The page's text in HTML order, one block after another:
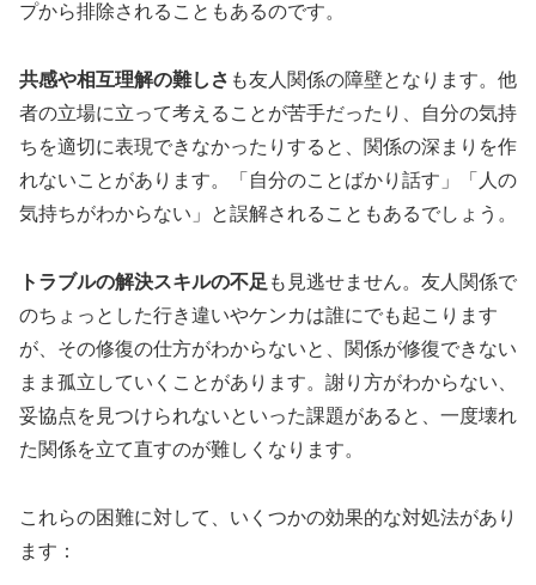
プから排除されることもあるのです。
共感や相互理解の難しさ も友人関係の障壁となります。他
者の立場に立って考えることが苦手だったり、自分の気持
ちを適切に表現できなかったりすると、関係の深まりを作
れないことがあります。「自分のことばかり話す」「人の
気持ちがわからない」と誤解されることもあるでしょう。
トラブルの解決スキルの不足 も見逃せません。友人関係で
のちょっとした行き違いやケンカは誰にでも起こります
が、その修復の仕方がわからないと、関係が修復できない
まま孤立していくことがあります。謝り方がわからない、
妥協点を見つけられないといった課題があると、一度壊れ
た関係を立て直すのが難しくなります。
これらの困難に対して、いくつかの効果的な対処法があり
ます：